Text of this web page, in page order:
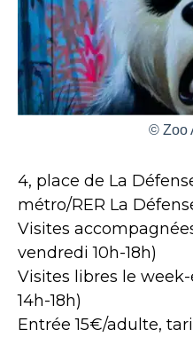
© Zoo
4, place de La
métro/RER La
Visites
vendredi 10h-18h)
Visites libres le
14h-18h)
Entrée 15€/adulte,